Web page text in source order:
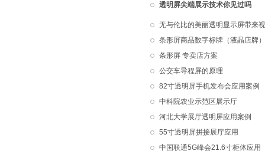
透明屏尖端展示技术你见过吗
无与伦比的美丽透明显示屏带来视
条形屏商品数字标牌（液晶店牌）
条形屏 专卖店方案
公交车导程屏的原理
82寸透明屏手机发布会应用案例
中科院农业示范区展示厅
河北大学展厅透明屏应用案例
55寸透明屏拼接展厅应用
中国联通5G峰会21.6寸柜体应用